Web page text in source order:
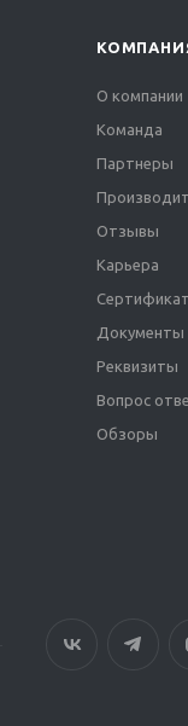
О компании
Команда
Партнеры
Отзывы
Карьера
Документы
Реквизиты
Вопрос
Обзоры